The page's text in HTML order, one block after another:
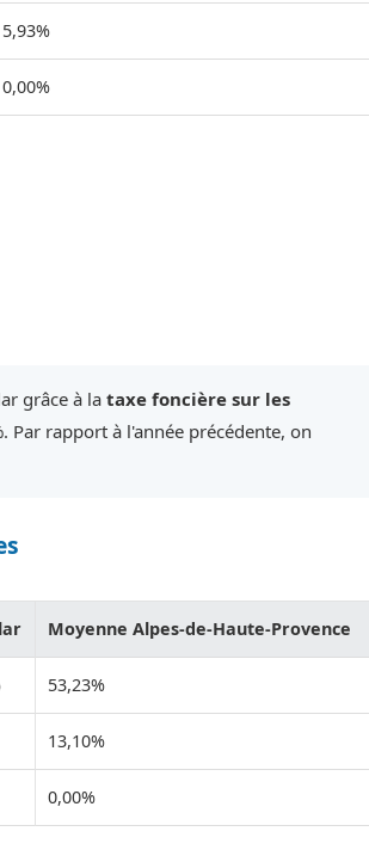
5,93%
0,00%
grâce à la taxe foncière sur les
Par rapport à l'année précédente, on
Moyenne Alpes-de-Haute-Provence
53,23%
13,10%
0,00%